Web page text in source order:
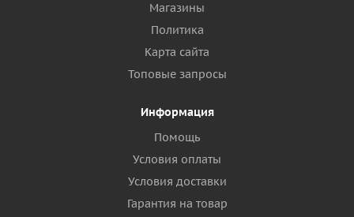
Магазины
Политика
Карта сайта
Топовые запросы
Информация
Помощь
Условия оплаты
Условия доставки
Гарантия на товар